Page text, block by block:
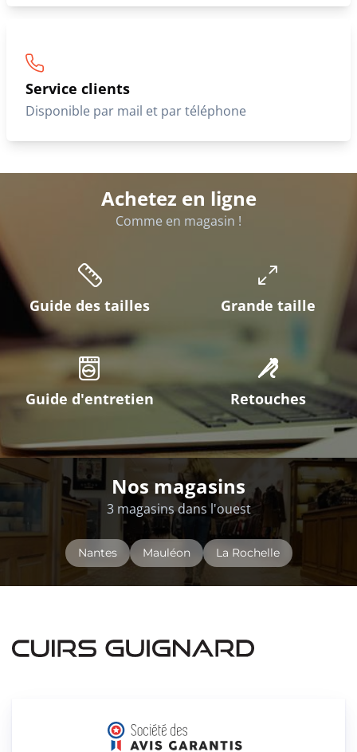
Service clients
Disponible par mail et par téléphone
Achetez en ligne
Comme en magasin !
Guide des tailles Grande taille
Guide d'entretien Retouches
Nos magasins
3 magasins dans l'ouest
Nantes Mauléon La Rochelle